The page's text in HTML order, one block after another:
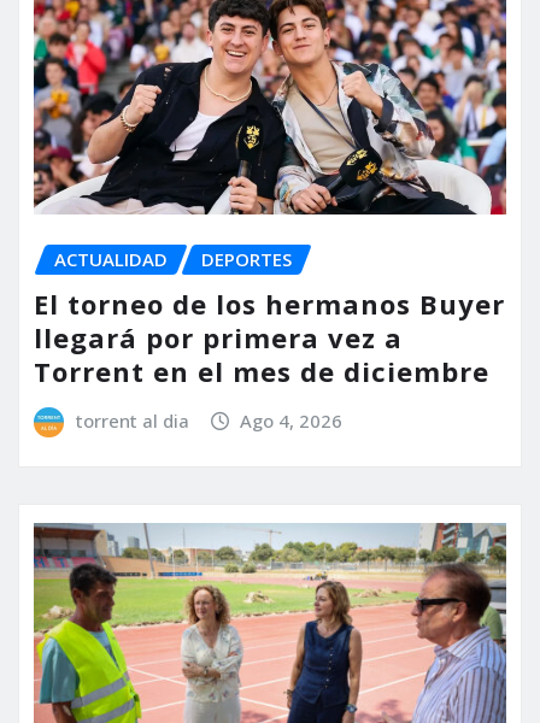
ACTUALIDAD DEPORTES
El torneo de los hermanos Buyer
llegará por primera vez a
Torrent en el mes de diciembre
torrent al dia Ago 4, 2026